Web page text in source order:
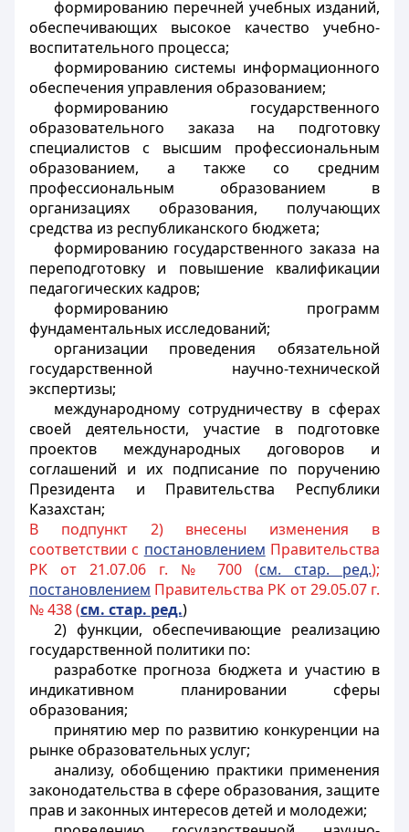
формированию перечней учебных изданий,
обеспечивающих высокое качество учебно-
воспитательного процесса;
формированию системы информационного
обеспечения управления образованием;
формированию государственного
образовательного заказа на подготовку
специалистов с высшим профессиональным
образованием, а также со средним
профессиональным образованием в
организациях образования, получающих
средства из республиканского бюджета;
формированию государственного заказа на
переподготовку и повышение квалификации
педагогических кадров;
формированию программ
фундаментальных исследований;
организации проведения обязательной
государственной научно-технической
экспертизы;
международному сотрудничеству в сферах
своей деятельности, участие в подготовке
проектов международных договоров и
соглашений и их подписание по поручению
Президента и Правительства Республики
Казахстан;
В подпункт 2) внесены изменения в
соответствии с постановлением Правительства
РК от 21.07.06 г. № 700 (см. стар. ред.);
постановлением Правительства РК от 29.05.07 г.
№ 438 (см. стар. ред.)
2) функции, обеспечивающие реализацию
государственной политики по:
разработке прогноза бюджета и участию в
индикативном планировании сферы
образования;
принятию мер по развитию конкуренции на
рынке образовательных услуг;
анализу, обобщению практики применения
законодательства в сфере образования, защите
прав и законных интересов детей и молодежи;